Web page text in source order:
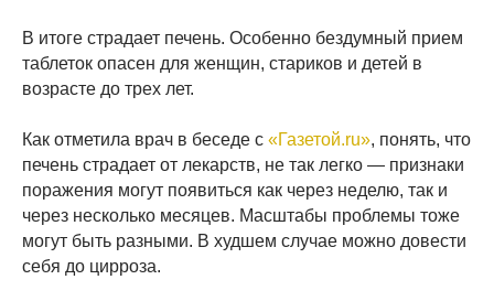
В итоге страдает печень. Особенно бездумный прием
таблеток опасен для женщин, стариков и детей в
возрасте до трех лет.
Как отметила врач в беседе с «Газетой.ru», понять, что
печень страдает от лекарств, не так легко — признаки
поражения могут появиться как через неделю, так и
через несколько месяцев. Масштабы проблемы тоже
могут быть разными. В худшем случае можно довести
себя до цирроза.